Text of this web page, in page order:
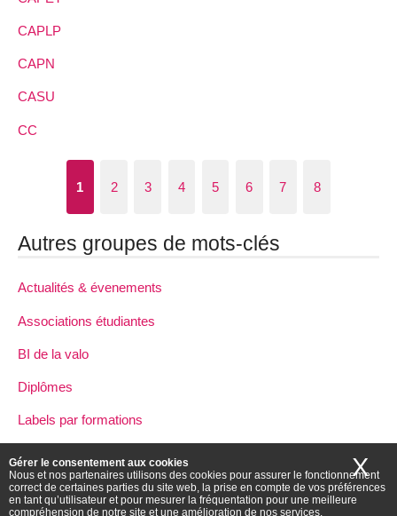
CAPLP
CAPN
CASU
CC
1 2 3 4 5 6 7 8
Autres groupes de mots-clés
Actualités & évenements
Associations étudiantes
BI de la valo
Diplômes
Labels par formations
P8 dans la presse
Gérer le consentement aux cookies
Nous et nos partenaires utilisons des cookies pour assurer le fonctionnement
correct de certaines parties du site web, la prise en compte de vos préférences
en tant qu’utilisateur et pour mesurer la fréquentation pour une meilleure
compréhension de notre site et une amélioration de nos services.
X